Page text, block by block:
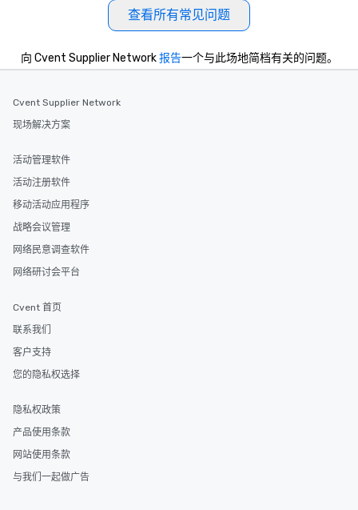
you to provide
needs. Go for as Long or as Short as
查看所有常见问题
向 Cvent Supplier Network报告一个与此场地简档有关的问题。
Cvent Supplier Network
现场解决方案
活动管理软件
活动注册软件
移动活动应用程序
战略会议管理
网络民意调查软件
网络研讨会平台
Cvent 首页
联系我们
客户支持
您的隐私权选择
隐私权政策
产品使用条款
网站使用条款
与我们一起做广告